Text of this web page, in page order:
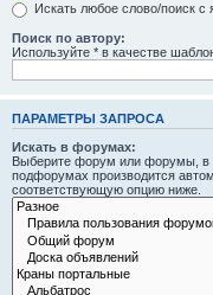
Искать любое слово/поиск с
Поиск по автору:
Используйте * в качестве
ПАРАМЕТРЫ ЗАПРОСА
Искать в форумах:
Выберите форум или форумы, в
подфорумах производится
соответствующую опцию ниже.